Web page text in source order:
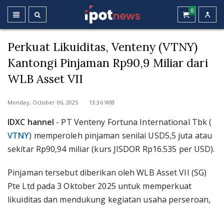
0
Perkuat Likuiditas, Venteny (VTNY)
Kantongi Pinjaman Rp90,9 Miliar dari
WLB Asset VII
Monday, October 06, 2025 13:36 WIB
IDXC hannel - PT Venteny Fortuna International Tbk (
VTNY) memperoleh pinjaman senilai USD5,5 juta atau
sekitar Rp90,94 miliar (kurs JISDOR Rp16.535 per USD).
Pinjaman tersebut diberikan oleh WLB Asset VII (SG)
Pte Ltd pada 3 Oktober 2025 untuk memperkuat
likuiditas dan mendukung kegiatan usaha perseroan,